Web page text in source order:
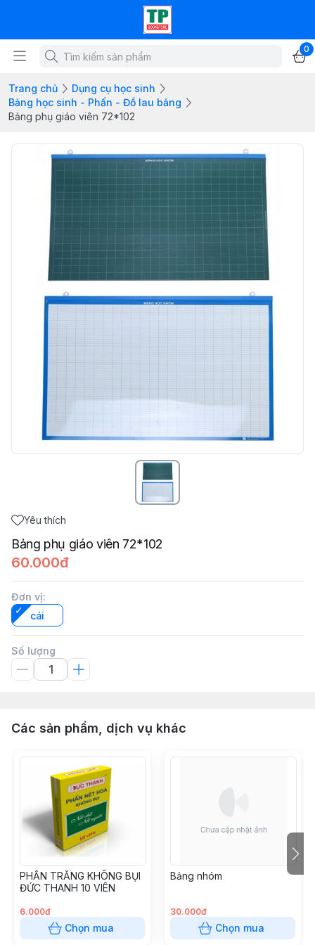
0
Trang chủ
Dụng cụ học sinh
Bảng học sinh - Phấn - Đồ lau bảng
Bảng phụ giáo viên 72*102
Yêu thích
Bảng phụ giáo viên 72*102
60.000đ
Đơn vị:
cái
Số lượng
Các sản phẩm, dịch vụ khác
PHẤN TRẮNG KHÔNG BỤI
ĐỨC THANH 10 VIÊN
6.000đ
Chọn mua
Bảng nhóm
30.000đ
Chọn mua